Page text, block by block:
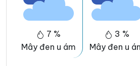
7 %
Mây đen u ám
3 %
Mây đen u